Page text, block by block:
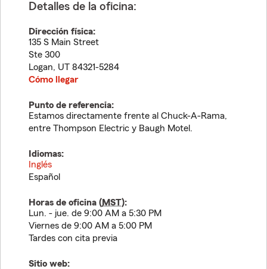
Detalles de la oficina:
Dirección física:
135 S Main Street
Ste 300
Logan, UT 84321-5284
Cómo llegar
Punto de referencia:
Estamos directamente frente al Chuck-A-Rama,
entre Thompson Electric y Baugh Motel.
Idiomas:
Inglés
Español
Horas de oficina (MST):
Lun. - jue. de 9:00 AM a 5:30 PM
Viernes de 9:00 AM a 5:00 PM
Tardes con cita previa
Sitio web: